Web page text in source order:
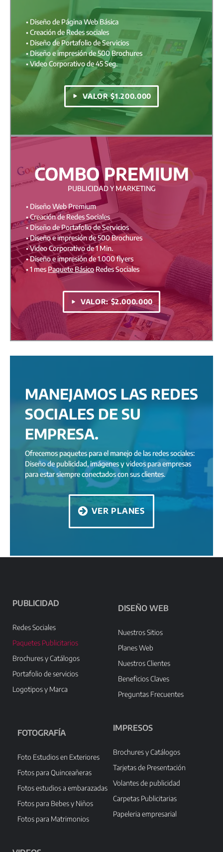
• Diseño de Página Web Básica
• Creación de Redes sociales
• Diseño de Portafolio de Servicios
• Diseño e impresión de 500 Brochures
• Video Corporativo de 45 Seg.
VALOR $1.200.000
COMBO PREMIUM
PUBLICIDAD Y MARKETING
• Diseño Web Premium
• Creación de Redes Sociales
• Diseño de Portafolio de Servicios
• Diseño e impresión de 500 Brochures
• Video Corporativo de 1 Min.
• Diseño e impresión de 1.000 flyers
• 1 mes Paquete BásicoRedes Sociales
VALOR: $2.000.000
MANEJAMOS LAS REDES
SOCIALES DE SU
EMPRESA.
Ofrecemos paquetes para el manejo de las redes sociales:
Diseño de publicidad, imágenes y videos para empresas
para estar siempre conectados con sus clientes.
VER PLANES
PUBLICIDAD
Redes Sociales
Paquetes Publicitarios
Brochures y Catálogos
Portafolio de servicios
Logotipos y Marca
DISEÑO WEB
Nuestros Sitios
Planes Web
Nuestros Clientes
Beneficios Claves
Preguntas Frecuentes
FOTOGRAFÍA
Foto Estudios en Exteriores
Fotos para Quinceañeras
Fotos estudios a embarazadas
Fotos para Bebes y Niños
Fotos para Matrimonios
IMPRESOS
Brochures y Catálogos
Tarjetas de Presentación
Volantes de publicidad
Carpetas Publicitarias
Papeleria empresarial